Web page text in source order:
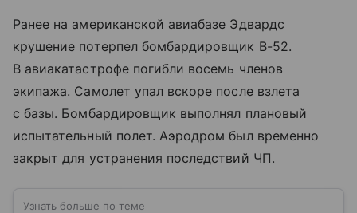
Ранее на американской авиабазе Эдвардс
крушение потерпел бомбардировщик B-52.
В авиакатастрофе погибли восемь членов
экипажа. Самолет упал вскоре после взлета
с базы. Бомбардировщик выполнял плановый
испытательный полет. Аэродром был временно
закрыт для устранения последствий ЧП.
Узнать больше по теме